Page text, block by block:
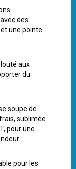
des
une pointe
aux
du
soupe de
sublimée
pour une
pour les